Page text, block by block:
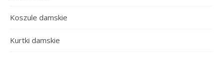
Koszule damskie
Kurtki damskie